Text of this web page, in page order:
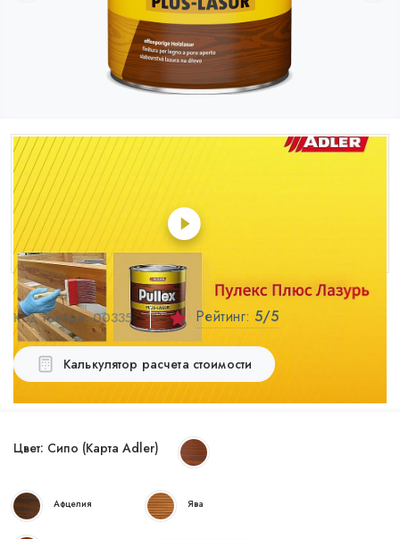
Код товара:00335 Рейтинг: 5/5
Калькулятор расчета стоимости
Цвет: Сипо (Карта Adler)
Афцелия Ява